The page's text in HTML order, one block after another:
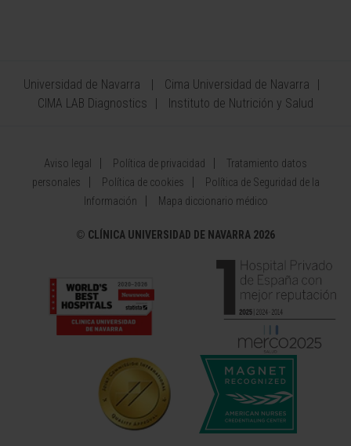
Universidad de Navarra
Cima Universidad de Navarra
CIMA LAB Diagnostics
Instituto de Nutrición y Salud
Aviso legal Política de privacidad
Tratamiento datos
personales
Política de cookies
Política de Seguridad de la
Información
Mapa diccionario médico
© CLÍNICA UNIVERSIDAD DE NAVARRA 2026